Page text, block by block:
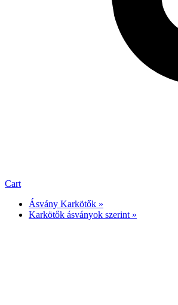
Cart
Ásvány Karkötők »
Karkötők ásványok szerint »